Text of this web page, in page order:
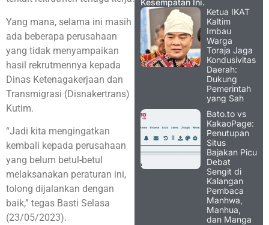
Yang mana, selama ini masih
ada beberapa perusahaan
yang tidak menyampaikan
hasil rekrutmennya kepada
Dinas Ketenagakerjaan dan
Transmigrasi (Disnakertrans)
Kutim.
“Jadi kita mengingatkan
kembali kepada perusahaan
yang belum betul-betul
melaksanakan peraturan ini,
tolong dijalankan dengan
baik,” tegas Basti Selasa
(23/05/2023).
Ketua IKAT
Kaltim
Imbau
Warga
Toraja Jaga
Kondusivitas
Daerah:
Dukung
Pemerintah
yang Sah
Bato.to vs
KakaoPage:
Penutupan
Situs
Bajakan Picu
Debat
Sengit di
Kalangan
Pembaca
Manhwa,
Manhua,
dan Manga